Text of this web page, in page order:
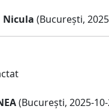
Nicula (București,
(București, 2025-